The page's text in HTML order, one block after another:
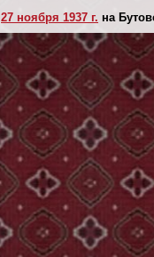
27 ноября 1937 г. на